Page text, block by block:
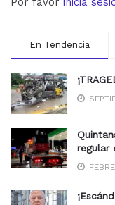
En Tendencia
regular